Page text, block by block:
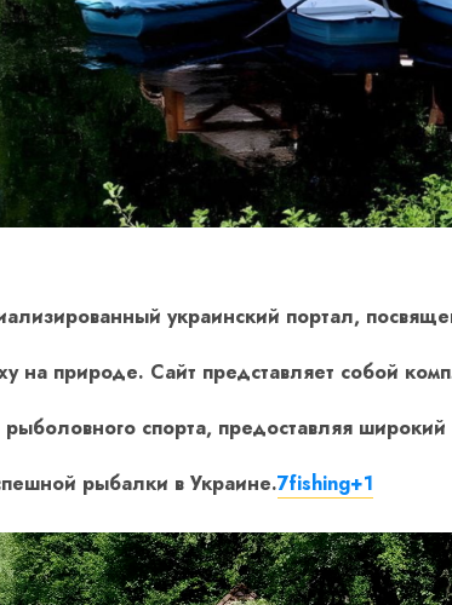
украинский портал,
на природе. Сайт представляет собой
спорта, предоставляя широкий
рыбалки в Украине.7fishing+1